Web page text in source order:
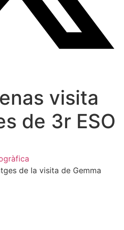
visita
de 3r ESO
de la visita de Gemma